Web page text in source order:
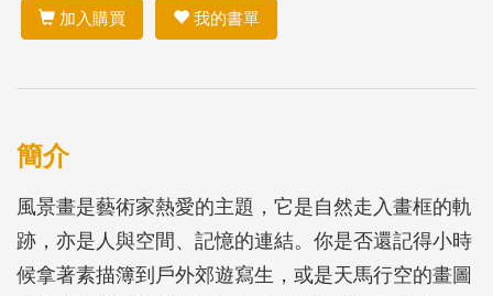
加入購買 我的書單
簡介
風景畫是藝術家熱愛的主題，它是自然走入畫框的軌
跡，亦是人與空間、記憶的連結。你是否還記得小時
候拿著素描簿到戶外郊遊寫生，或是天馬行空的畫圖